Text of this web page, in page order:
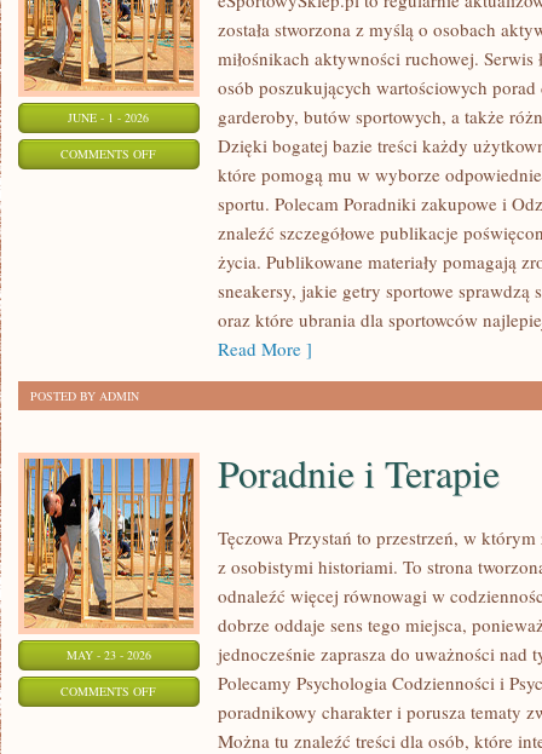
JUNE - 1 - 2026
COMMENTS OFFON
PRODUKTÓW
została stworzona z myślą o osobach
miłośnikach aktywności ruchowej.
osób poszukujących wartościowych
garderoby, butów sportowych, a także
Dzięki bogatej bazie treści każdy
które pomogą mu w wyborze
sportu. Polecam Poradniki zakupowe i
znaleźć szczegółowe publikacje
życia. Publikowane materiały pomagają
sneakersy, jakie getry sportowe sprawdzą
oraz które ubrania dla sportowców
Read More ]
POSTED BY ADMIN
MAY - 23 - 2026
COMMENTS OFFON
Poradnie i Terapie
Tęczowa Przystań to przestrzeń, w
z osobistymi historiami. To strona
odnaleźć więcej równowagi w
dobrze oddaje sens tego miejsca,
jednocześnie zaprasza do uważności nad
Polecamy Psychologia Codzienności i
poradnikowy charakter i porusza tematy
Można tu znaleźć treści dla osób, które